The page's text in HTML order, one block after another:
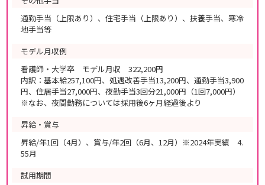
通勤手当（上限あり）、住宅手当（上限あり）、扶養手当、寒冷
地手当等
モデル月収例
看護師・大学卒 モデル月収 322,200円
内訳：基本給257,100円、処遇改善手当13,200円、通勤手当3,900
円、住居手当27,000円、夜勤手当3回分21,000円（1回7,000円）
※なお、夜間勤務については採用後6ヶ月経過後より
昇給・賞与
昇給/年1回（4月）、賞与/年2回（6月、12月）※2024年実績 4.
55月
試用期間